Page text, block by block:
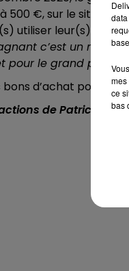
500 €, sur le site
utiliser leur(s)
c’est un
pour le grand public."
bons d’achat pourront
de Patrice
mes
ce
bas